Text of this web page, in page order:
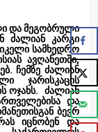
და მეგობრული
ძალიან კარგი
სამხედრო
ავღანეთში,
ჩემზე ძალიან
ჯარისკაცის
ოჯახს. ძალიან
და
ბევრ
იცნობენ და